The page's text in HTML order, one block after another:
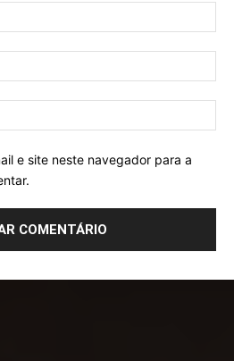
e site neste navegador para a